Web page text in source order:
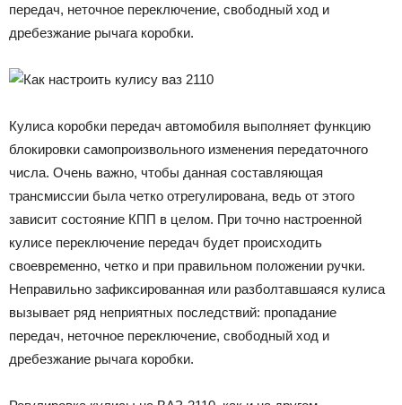
передач, неточное переключение, свободный ход и
дребезжание рычага коробки.
Кулиса коробки передач автомобиля выполняет функцию
блокировки самопроизвольного изменения передаточного
числа. Очень важно, чтобы данная составляющая
трансмиссии была четко отрегулирована, ведь от этого
зависит состояние КПП в целом. При точно настроенной
кулисе переключение передач будет происходить
своевременно, четко и при правильном положении ручки.
Неправильно зафиксированная или разболтавшаяся кулиса
вызывает ряд неприятных последствий: пропадание
передач, неточное переключение, свободный ход и
дребезжание рычага коробки.